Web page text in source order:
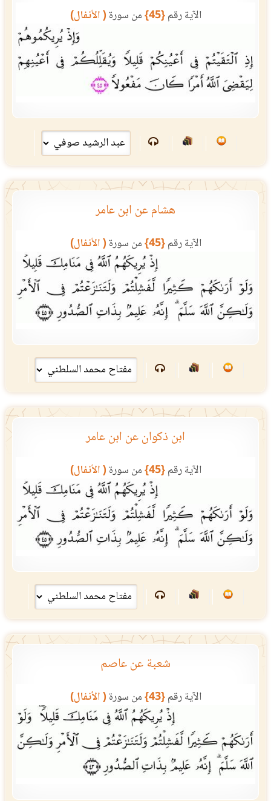
الآية رقم{45} من سورة( الأنفال)
هشام عن ابن عامر
الآية رقم{45} من سورة( الأنفال)
ابن ذكوان عن ابن عامر
الآية رقم{45} من سورة( الأنفال)
شعبة عن عاصم
الآية رقم{43} من سورة( الأنفال)